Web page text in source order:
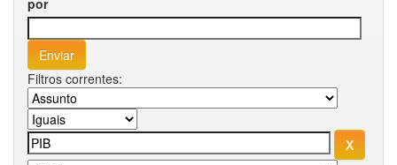
por
Filtros correntes: